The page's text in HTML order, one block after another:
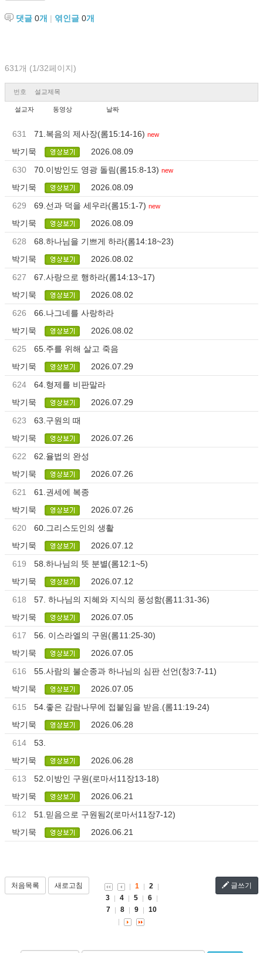
댓글 0개 | 엮인글 0개
631개 (1/32페이지)
번호 설교제목
설교자 동영상 날짜
631 71.복음의 제사장(롬15:14-16) new
박기묵
2026.08.09
630
70.이방인도 영광 돌림(롬15:8-13) new
박기묵
2026.08.09
629
69.선과 덕을 세우라(롬15:1-7) new
박기묵
2026.08.09
628
68.하나님을 기쁘게 하라(롬14:18~23)
박기묵
2026.08.02
627
67.사랑으로 행하라(롬14:13~17)
박기묵
2026.08.02
626
66.나그네를 사랑하라
박기묵
2026.08.02
625
65.주를 위해 살고 죽음
박기묵
2026.07.29
624
64.형제를 비판말라
박기묵
2026.07.29
623
63.구원의 때
박기묵
2026.07.26
622
62.율법의 완성
박기묵
2026.07.26
621
61.권세에 복종
박기묵
2026.07.26
620
60.그리스도인의 생활
박기묵
2026.07.12
619
58.하나님의 뜻 분별(롬12:1~5)
박기묵
2026.07.12
618
57. 하나님의 지혜와 지식의 풍성함(롬11:31-36)
박기묵
2026.07.05
617
56. 이스라엘의 구원(롬11:25-30)
박기묵
2026.07.05
616
55.사람의 불순종과 하나님의 심판 선언(창3:7-11)
박기묵
2026.07.05
615
54.좋은 감람나무에 접붙임을 받음.(롬11:19-24)
박기묵
2026.06.28
614
53.
박기묵
2026.06.28
613
52.이방인 구원(로마서11장13-18)
박기묵
2026.06.21
612
51.믿음으로 구원됨2(로마서11장7-12)
박기묵
2026.06.21
처음목록 새로고침 글쓰기
1
2
3
4 5
6
7
8 9 10